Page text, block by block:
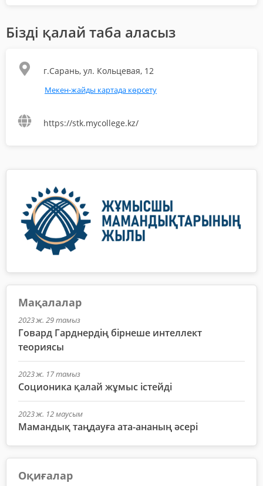
Бізді қалай таба аласыз
г.Сарань, ул. Кольцевая, 12
Мекен-жайды картада көрсету
https://stk.mycollege.kz/
Мақалалар
2023 ж. 29 тамыз
Говард Гарднердің бірнеше интеллект
теориясы
2023 ж. 17 тамыз
Соционика қалай жұмыс істейді
2023 ж. 12 маусым
Мамандық таңдауға ата-ананың әсері
Оқиғалар